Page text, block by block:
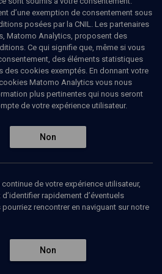
engloutis
festival Jazz’n Klezmer
2
HAZIZA
d’une exemption de consentement sous
posées par la CNIL. Les partenaires
Matomo Analytics, proposent des
Ce qui signifie que, même si vous
des éléments statistiques
des cookies exemptés. En donnant votre
Matomo Analytics vous nous
plus pertinentes qui nous seront
de votre expérience utilisateur.
Non
de votre expérience utilisateur,
rapidement d’éventuels
rencontrer en naviguant sur notre
Non